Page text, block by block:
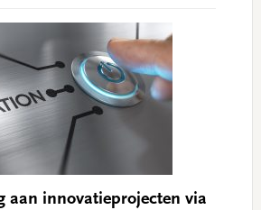
aan innovatieprojecten via